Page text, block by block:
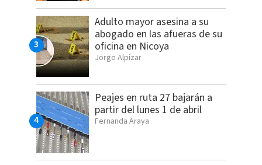
Adulto mayor asesina a su
abogado en las afueras de su
oficina en Nicoya
Jorge Alpízar
Peajes en ruta 27 bajarán a
partir del lunes 1 de abril
Fernanda Araya